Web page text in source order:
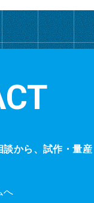
から、試作・量
へ